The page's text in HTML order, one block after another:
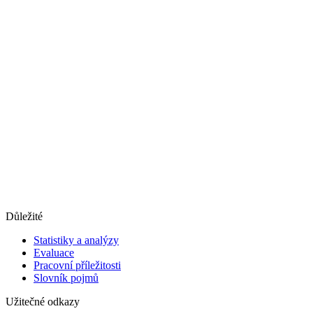
Důležité
Statistiky a analýzy
Evaluace
Pracovní příležitosti
Slovník pojmů
Užitečné odkazy